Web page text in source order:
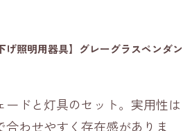
げ照明用器具】グレーグラスペンダン
ードと灯具のセット。実用性は
合わせやすく存在感がありま